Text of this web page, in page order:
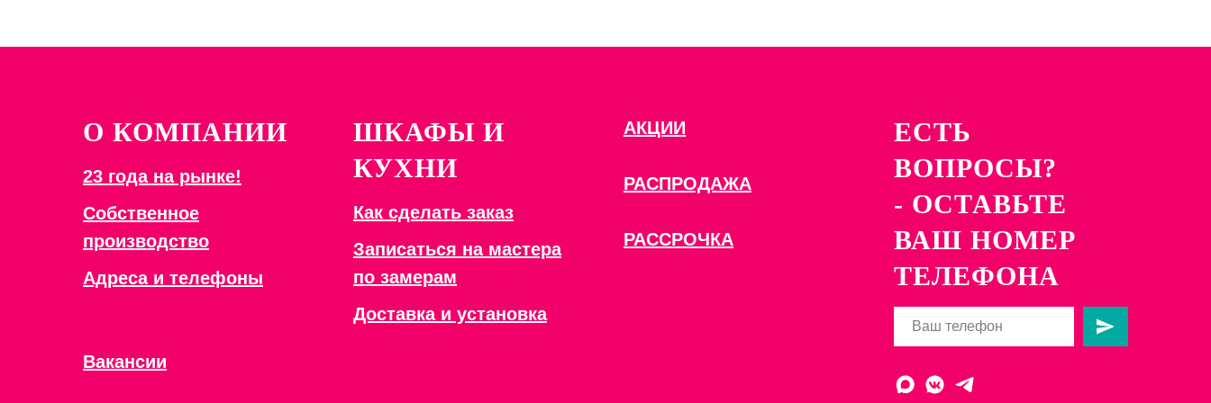
О КОМПАНИИ
23 года на рынке!
Собственное
производство
Адреса и телефоны
Вакансии
ШКАФЫ И
КУХНИ
Как сделать заказ
Записаться на мастера
по замерам
Доставка и установка
АКЦИИ
РАСПРОДАЖА
РАССРОЧКА
ЕСТЬ
ВОПРОСЫ?
- ОСТАВЬТЕ
ВАШ НОМЕР
ТЕЛЕФОНА